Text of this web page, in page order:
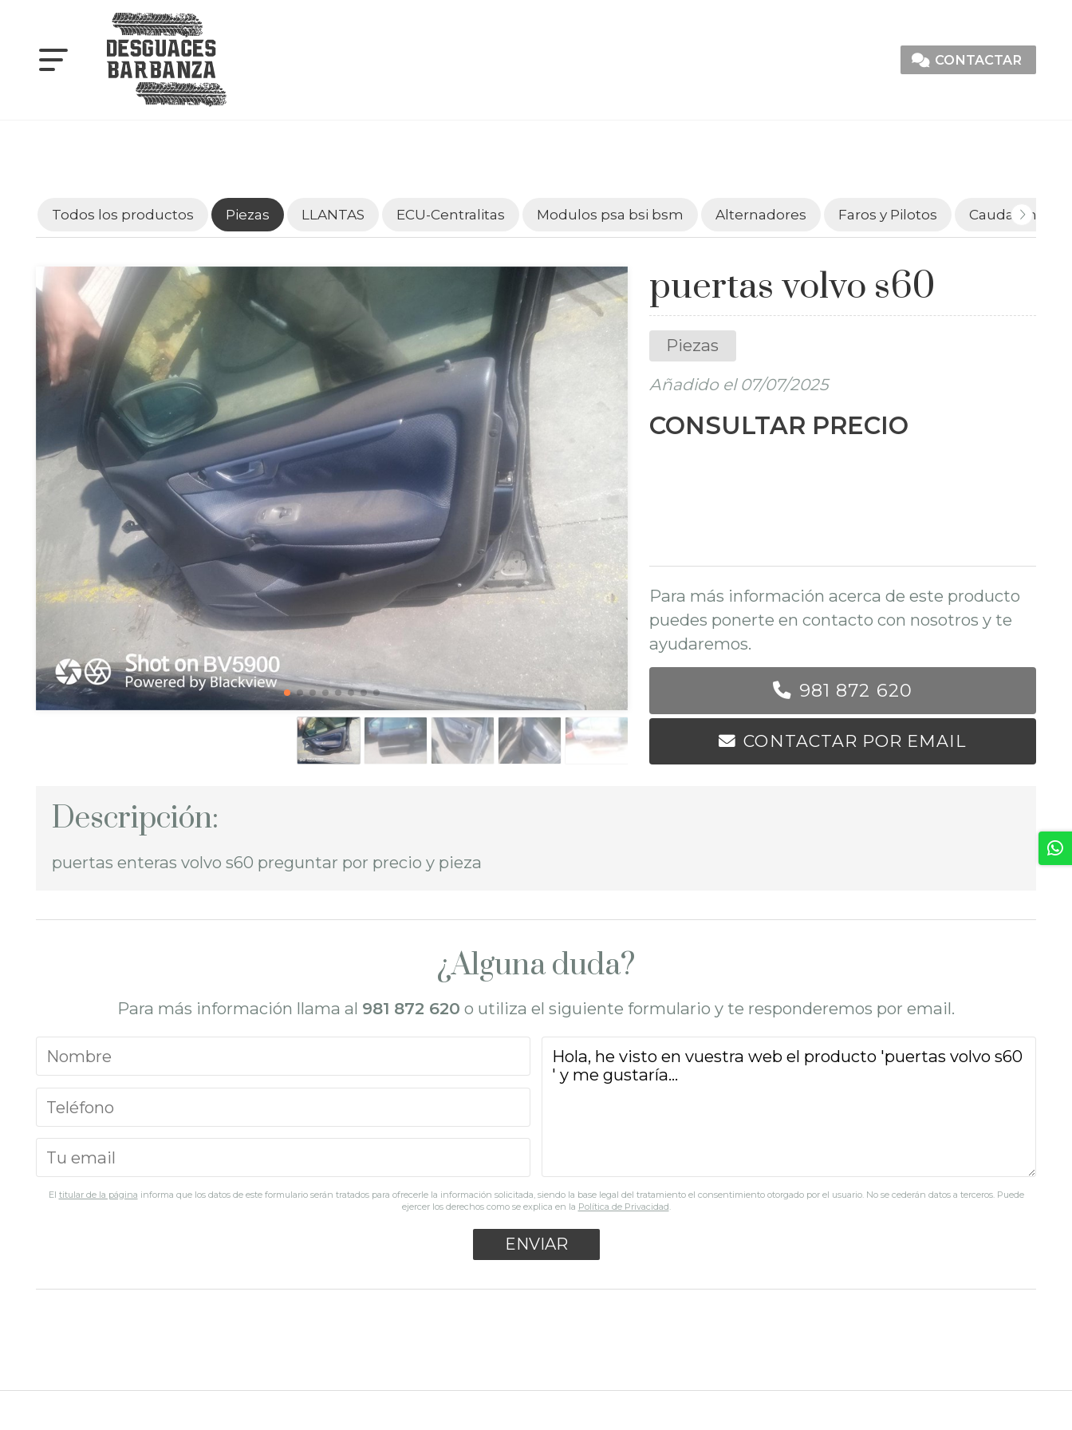
CONTACTAR
Todos los productos Piezas LLANTAS ECU-Centralitas Modulos psa bsi bsm Alternadores Faros y Pilotos Caudalímetros
puertas volvo s60
Piezas
Añadido el 07/07/2025
CONSULTAR PRECIO
Para más información acerca de este producto
puedes ponerte en contacto con nosotros y te
ayudaremos.
981 872 620
CONTACTAR POR EMAIL
Descripción:
puertas enteras volvo s60 preguntar por precio y pieza
¿Alguna duda?
Para más información llama al 981 872 620 o utiliza el siguiente formulario y te responderemos por email.
El titular de la página informa que los datos de este formulario serán tratados para ofrecerle la información solicitada, siendo la base legal del tratamiento el consentimiento otorgado por el usuario. No se cederán datos a terceros. Puede
ejercer los derechos como se explica en la Política de Privacidad